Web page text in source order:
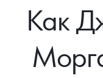
Инвестиционные монеты
Монеты Россия и СССР
Памятные и старинные
Как сделать заказ
Подлинность монет
ДоставкаКак